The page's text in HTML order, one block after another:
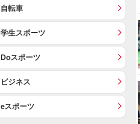
自転車
学生スポーツ
Doスポーツ
ビジネス
eスポーツ